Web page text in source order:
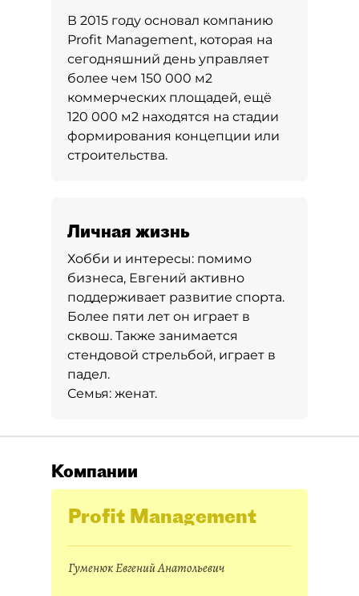
В 2015 году основал компанию
Profit Management, которая на
сегодняшний день управляет
более чем 150 000 м2
коммерческих площадей, ещё
120 000 м2 находятся на стадии
формирования концепции или
строительства.
Личная жизнь
Хобби и интересы: помимо
бизнеса, Евгений активно
поддерживает развитие спорта.
Более пяти лет он играет в
сквош. Также занимается
стендовой стрельбой, играет в
падел.
Семья: женат.
Компании
Profit Management
Гуменюк Евгений Анатольевич